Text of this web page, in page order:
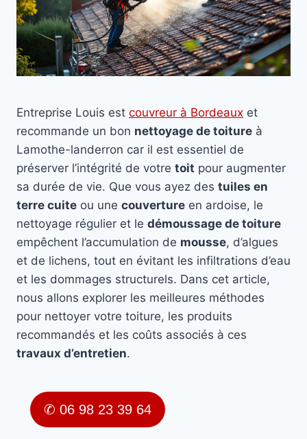
Entreprise Louis est couvreur à Bordeaux et
recommande un bon nettoyage de toiture à
Lamothe-landerron car il est essentiel de
préserver l’intégrité de votre toit pour augmenter
sa durée de vie. Que vous ayez des tuiles en
terre cuite ou une couverture en ardoise, le
nettoyage régulier et le démoussage de toiture
empêchent l’accumulation de mousse, d’algues
et de lichens, tout en évitant les infiltrations d’eau
et les dommages structurels. Dans cet article,
nous allons explorer les meilleures méthodes
pour nettoyer votre toiture, les produits
recommandés et les coûts associés à ces
travaux d’entretien.
✆ 06 98 23 39 64